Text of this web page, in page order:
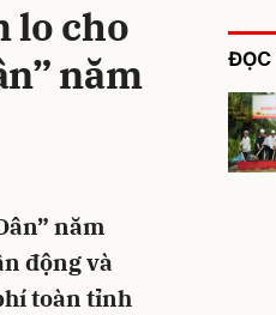
lo cho
năm
năm
động và
toàn tỉnh
ĐỌC